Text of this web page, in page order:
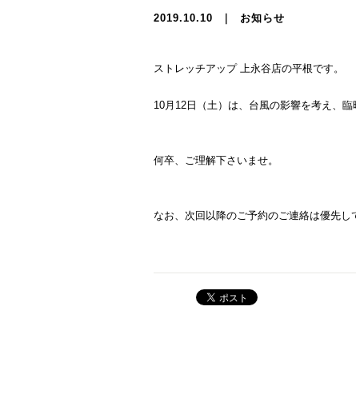
2019.10.10 お知らせ
ストレッチアップ 上永谷店の平根です。
10月12日（土）は、台風の影響を考え、臨
何卒、ご理解下さいませ。
なお、次回以降のご予約のご連絡は優先し